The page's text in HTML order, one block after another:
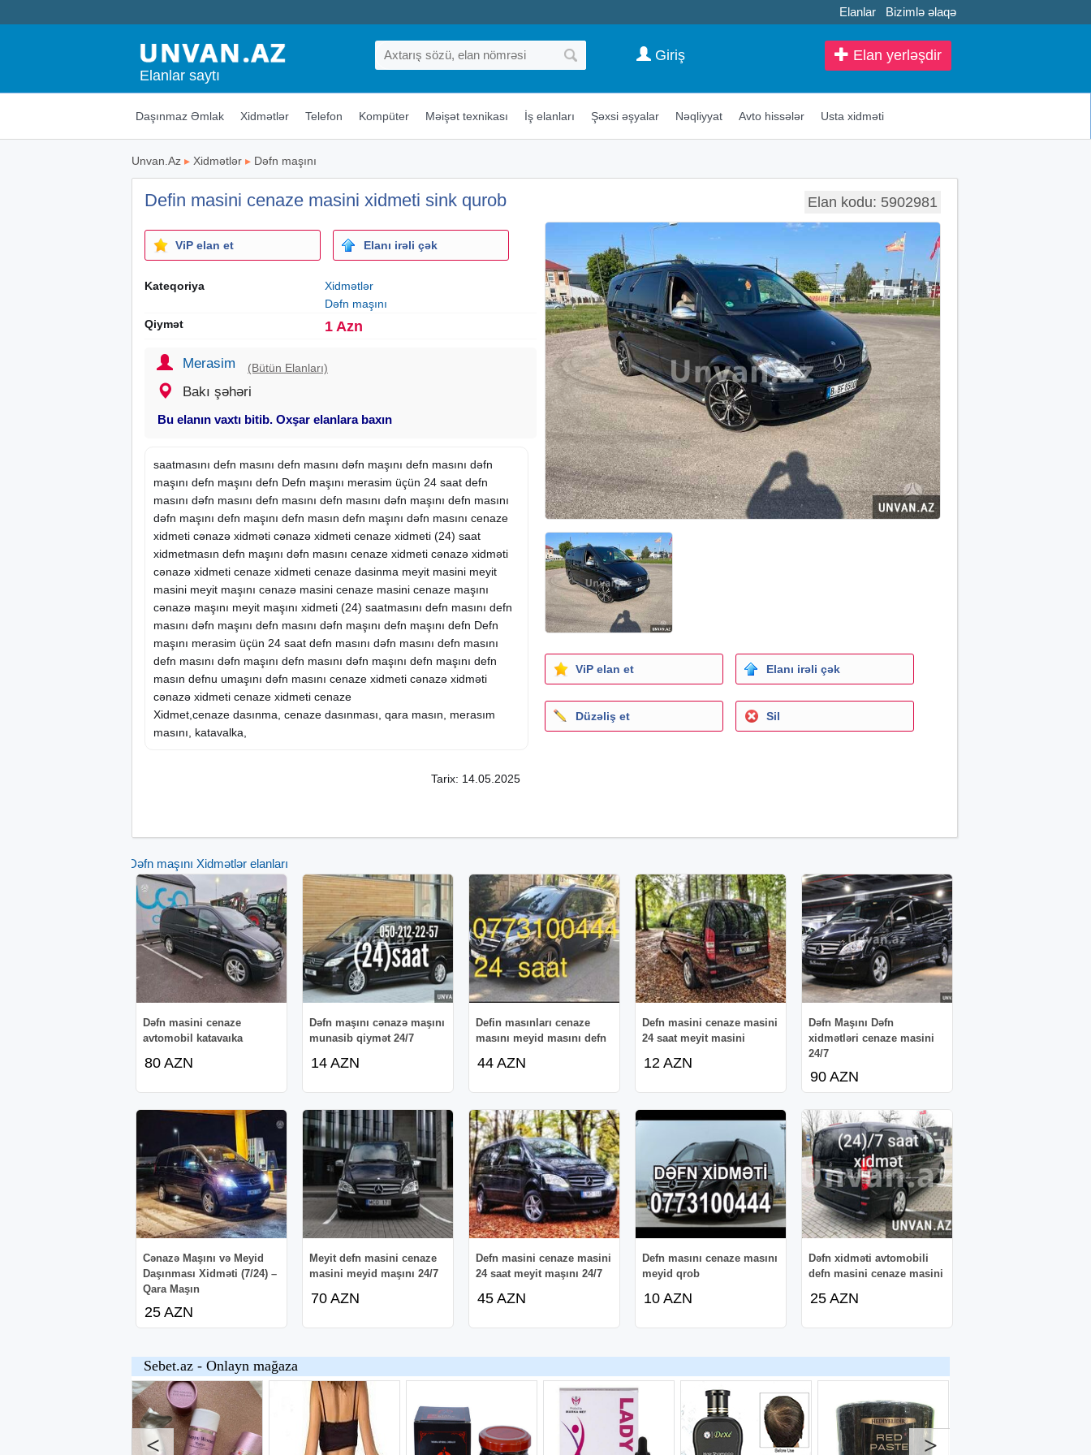
Elanlar Bizimlə əlaqə
Elanlar saytı
Elan yerləşdir
Giriş
Daşınmaz Əmlak Xidmətlər Telefon Kompüter Məişət texnikası İş elanları Şəxsi əşyalar Nəqliyyat Avto hissələr Usta xidməti
Unvan.Az ▸ Xidmətlər ▸ Dəfn maşını
Defin masini cenaze masini xidmeti sink qurob Elan kodu: 5902981
ViP elan et Elanı irəli çək
Kateqoriya
Xidmətlər
Dəfn maşını
Qiymət
1 Azn
Merasim (Bütün Elanları)
Bakı şəhəri
Bu elanın vaxtı bitib. Oxşar elanlara baxın
saatmasını defn masını defn masını dəfn maşını defn masını dəfn
maşını defn maşını defn Defn maşını merasim üçün 24 saat defn
masını dəfn masını defn masını defn masını dəfn maşını defn masını
dəfn maşını defn maşını defn masın defn maşını dəfn masını cenaze
xidmeti cənazə xidməti cənazə xidmeti cenaze xidmeti (24) saat
xidmetmasın defn maşını dəfn masını cenaze xidmeti cənazə xidməti
cənazə xidmeti cenaze xidmeti cenaze dasinma meyit masini meyit
masini meyit maşını cənazə masini cenaze masini cenaze maşını
cənazə maşını meyit maşını xidmeti (24) saatmasını defn masını defn
masını dəfn maşını defn masını dəfn maşını defn maşını defn Defn
maşını merasim üçün 24 saat defn masını dəfn masını defn masını
defn masını dəfn maşını defn masını dəfn maşını defn maşını defn
masın defnu umaşını dəfn masını cenaze xidmeti cənazə xidməti
cənazə xidmeti cenaze xidmeti cenaze
Xidmet,cenaze dasınma, cenaze dasınması, qara masın, merasım
masını, katavalka,
Tarix: 14.05.2025
ViP elan et Elanı irəli çək
Düzəliş et Sil
Dəfn maşını Xidmətlər elanları
Dəfn masini cenaze
avtomobil katavaıka
80 AZN
Dəfn maşını cənazə maşını
munasib qiymət 24/7
14 AZN
Defin masınları cenaze
masını meyid masını defn
44 AZN
Defn masini cenaze masini
24 saat meyit masini
12 AZN
Dəfn Maşını Dəfn
xidmətləri cenaze masini
24/7
90 AZN
Cənazə Maşını və Meyid
Daşınması Xidməti (7/24) –
Qara Maşın
25 AZN
Meyit defn masini cenaze
masini meyid maşını 24/7
70 AZN
Defn masini cenaze masini
24 saat meyit maşını 24/7
45 AZN
Defn masını cenaze masını
meyid qrob
10 AZN
Dəfn xidməti avtomobili
defn masini cenaze masini
25 AZN